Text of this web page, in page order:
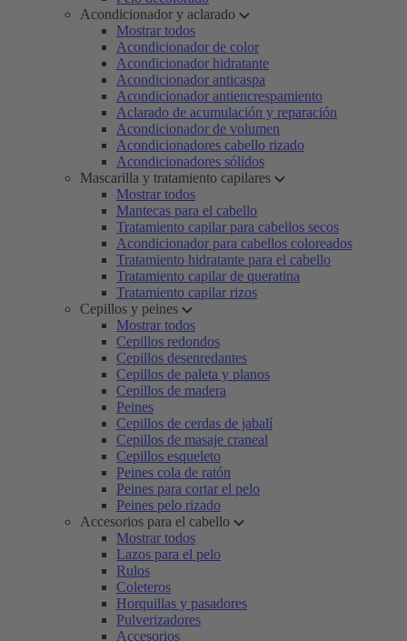
Acondicionador y aclarado
Mostrar todos
Acondicionador de color
Acondicionador hidratante
Acondicionador anticaspa
Acondicionador antiencrespamiento
Aclarado de acumulación y reparación
Acondicionador de volumen
Acondicionadores cabello rizado
Acondicionadores sólidos
Mascarilla y tratamiento capilares
Mostrar todos
Mantecas para el cabello
Tratamiento capilar para cabellos secos
Acondicionador para cabellos coloreados
Tratamiento hidratante para el cabello
Tratamiento capilar de queratina
Tratamiento capilar rizos
Cepillos y peines
Mostrar todos
Cepillos redondos
Cepillos desenredantes
Cepillos de paleta y planos
Cepillos de madera
Peines
Cepillos de cerdas de jabalí
Cepillos de masaje craneal
Cepillos esqueleto
Peines cola de ratón
Peines para cortar el pelo
Peines pelo rizado
Accesorios para el cabello
Mostrar todos
Lazos para el pelo
Rulos
Coleteros
Horquillas y pasadores
Pulverizadores
Accesorios